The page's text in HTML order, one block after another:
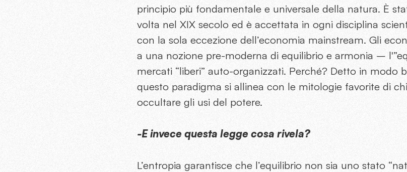
principio più fondamentale e universale della natura. È
volta nel XIX secolo ed è accettata in ogni disciplina
con la sola eccezione dell’economia mainstream. Gli
a una nozione pre-moderna di equilibrio e armonia –
mercati “liberi” auto-organizzati. Perché? Detto in modo
questo paradigma si allinea con le mitologie favorite di
occultare gli usi del potere.
-E invece questa legge cosa rivela?
L’entropia garantisce che l’equilibrio non sia uno stato